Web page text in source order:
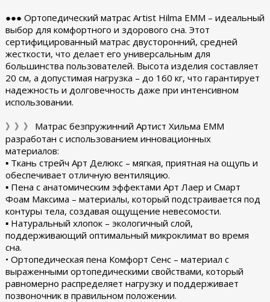
●●● Ортопедический матрас Artist Hilma EMM – идеальный
выбор для комфортного и здорового сна. Этот
сертифицированный матрас двусторонний, средней
жесткости, что делает его универсальным для
большинства пользователей. Высота изделия составляет
20 см, а допустимая нагрузка – до 160 кг, что гарантирует
надежность и долговечность даже при интенсивном
использовании.
》》》 Матрас безпружинний Артист Хильма EMM
разработан с использованием инновационных
материалов:
▪︎ Ткань стрейч Арт Делюкс – мягкая, приятная на ощупь и
обеспечивает отличную вентиляцию.
▪︎ Пена с анатомическим эффектами Арт Лаер и Смарт
Фоам Максима – материалы, который подстраивается под
контуры тела, создавая ощущение невесомости.
▪︎ Натуральный хлопок – экологичный слой,
поддерживающий оптимальный микроклимат во время
сна.
• Ортопедическая пена Комфорт Сенс – материал с
выраженными ортопедическими свойствами, который
равномерно распределяет нагрузку и поддерживает
позвоночник в правильном положении.